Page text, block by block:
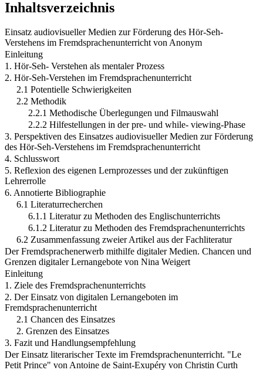
Inhaltsverzeichnis
Einsatz audiovisueller Medien zur Förderung des Hör-Seh-
Verstehens im Fremdsprachenunterricht von Anonym
Einleitung
1. Hör-Seh- Verstehen als mentaler Prozess
2. Hör-Seh-Verstehen im Fremdsprachenunterricht
2.1 Potentielle Schwierigkeiten
2.2 Methodik
2.2.1 Methodische Überlegungen und Filmauswahl
2.2.2 Hilfestellungen in der pre- und while- viewing-Phase
3. Perspektiven des Einsatzes audiovisueller Medien zur Förderung
des Hör-Seh-Verstehens im Fremdsprachenunterricht
4. Schlusswort
5. Reflexion des eigenen Lernprozesses und der zukünftigen
Lehrerrolle
6. Annotierte Bibliographie
6.1 Literaturrecherchen
6.1.1 Literatur zu Methoden des Englischunterrichts
6.1.2 Literatur zu Methoden des Fremdsprachenunterrichts
6.2 Zusammenfassung zweier Artikel aus der Fachliteratur
Der Fremdsprachenerwerb mithilfe digitaler Medien. Chancen und
Grenzen digitaler Lernangebote von Nina Weigert
Einleitung
1. Ziele des Fremdsprachenunterrichts
2. Der Einsatz von digitalen Lernangeboten im
Fremdsprachenunterricht
2.1 Chancen des Einsatzes
2. Grenzen des Einsatzes
3. Fazit und Handlungsempfehlung
Der Einsatz literarischer Texte im Fremdsprachenunterricht. "Le
Petit Prince" von Antoine de Saint-Exupéry von Christin Curth